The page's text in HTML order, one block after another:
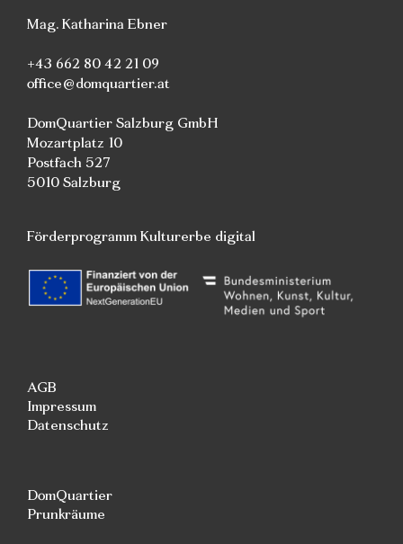
Mag. Katharina Ebner
+43 662 80 42 21 09
office@domquartier.at
DomQuartier Salzburg GmbH
Mozartplatz 10
Postfach 527
5010 Salzburg
Förderprogramm Kulturerbe digital
AGB
Impressum
Datenschutz
DomQuartier
Prunkräume